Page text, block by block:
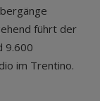
führt der
9.600
im Trentino.